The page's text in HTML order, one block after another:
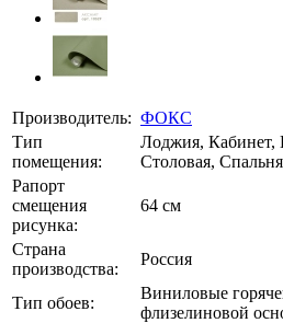
Производитель: ФОКС
Тип
помещения:
Лоджия, Кабинет,
Столовая,
Рапорт
смещения
рисунка:
64 см
Страна
производства:
Россия
Тип обоев:
Виниловые
флизелиновой